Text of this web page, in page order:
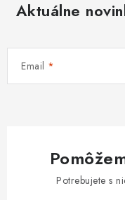
Aktuálne
Email
Potrebujete s